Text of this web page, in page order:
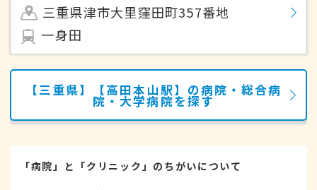
三重県津市大里窪田町357番地
一身田
【三重県】【高田本山駅】の病院・総合病
院・大学病院を探す
「病院」と「クリニック」のちがいについて